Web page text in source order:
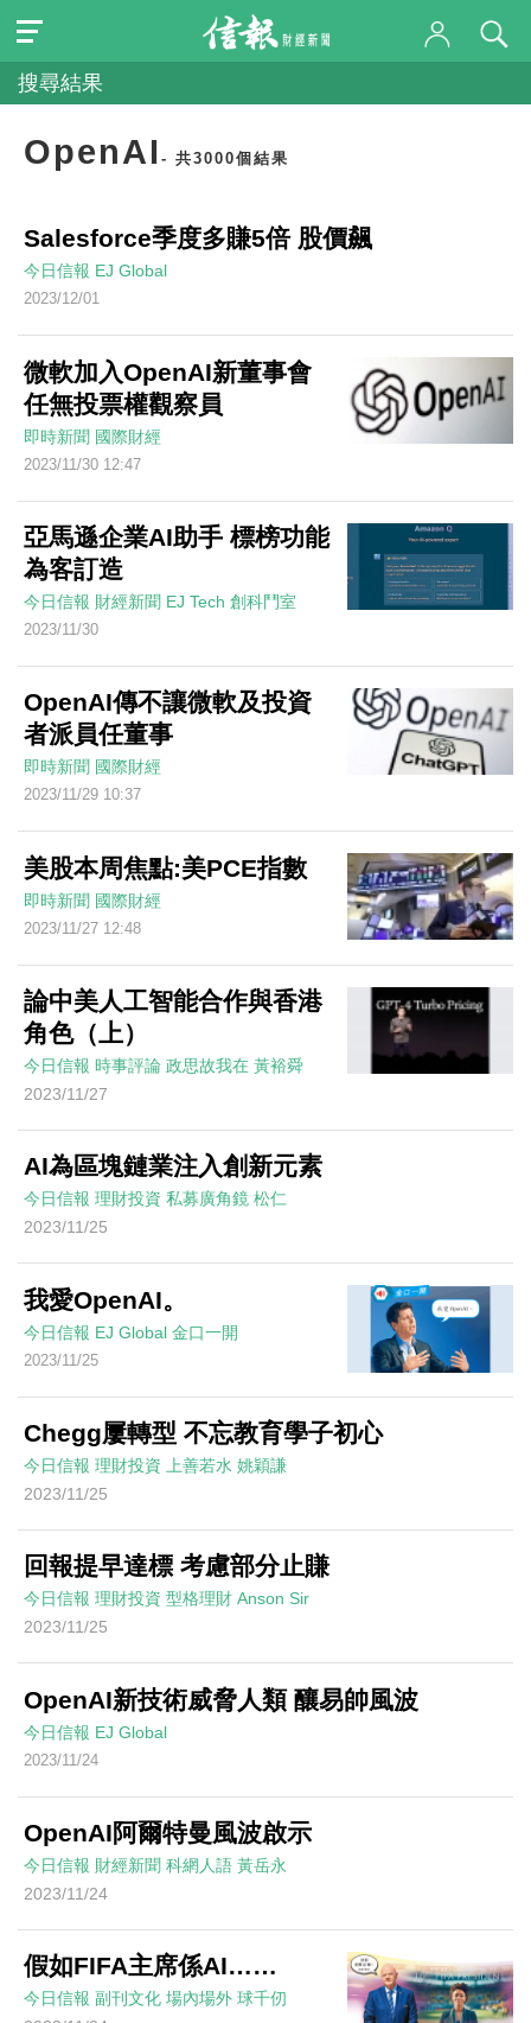
搜尋結果
OpenAI - 共3000個結果
Salesforce季度多賺5倍 股價飆
今日信報 EJ Global
2023/12/01
微軟加入OpenAI新董事會
任無投票權觀察員
即時新聞 國際財經
2023/11/30 12:47
亞馬遜企業AI助手 標榜功能
為客訂造
今日信報 財經新聞 EJ Tech 創科鬥室
2023/11/30
OpenAI傳不讓微軟及投資
者派員任董事
即時新聞 國際財經
2023/11/29 10:37
美股本周焦點:美PCE指數
即時新聞 國際財經
2023/11/27 12:48
論中美人工智能合作與香港
角色（上）
今日信報 時事評論 政思故我在 黃裕舜
2023/11/27
AI為區塊鏈業注入創新元素
今日信報 理財投資 私募廣角鏡 松仁
2023/11/25
我愛OpenAI。
今日信報 EJ Global 金口一開
2023/11/25
Chegg屢轉型 不忘教育學子初心
今日信報 理財投資 上善若水 姚穎謙
2023/11/25
回報提早達標 考慮部分止賺
今日信報 理財投資 型格理財 Anson Sir
2023/11/25
OpenAI新技術威脅人類 釀易帥風波
今日信報 EJ Global
2023/11/24
OpenAI阿爾特曼風波啟示
今日信報 財經新聞 科網人語 黃岳永
2023/11/24
假如FIFA主席係AI……
今日信報 副刊文化 場內場外 球千仞